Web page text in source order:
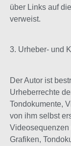
über Links auf
verweist.
3. Urheber- und
Der Autor ist
Urheberrechte
Tondokumente,
von ihm selbst
Videosequenzen
Grafiken,